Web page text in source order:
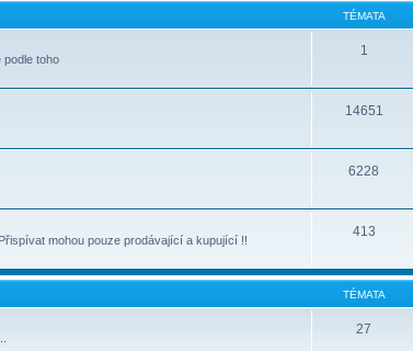
TÉMATA
podle toho
1
14651
6228
mohou pouze prodávající a kupující !!
413
TÉMATA
27